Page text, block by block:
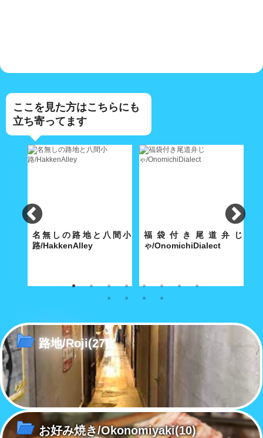
ここを見た方はこちらにも
立ち寄ってます
名無しの路地と八間小
路/HakkenAlley
奥深い路地の真ん中に大きな空
福袋付き尾道弁じ
ゃ/OnomichiDialect
経済合理性が優先する現代社会
路地/Roji(27)
お好み焼き/Okonomiyaki(10)